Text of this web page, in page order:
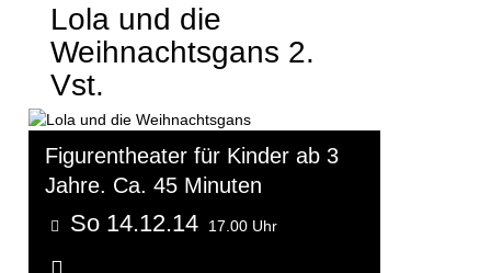
Lola und die
Weihnachtsgans 2.
Vst.
Figurentheater für Kinder ab 3
Jahre. Ca. 45 Minuten
So 14.12.14 17.00 Uhr